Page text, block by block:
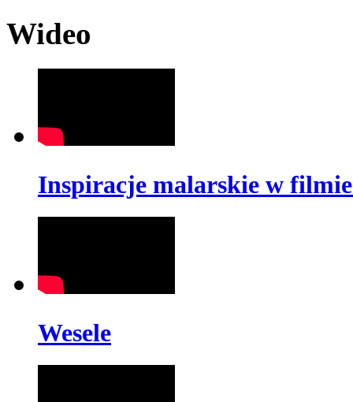
Wideo
Inspiracje malarskie w
Wesele